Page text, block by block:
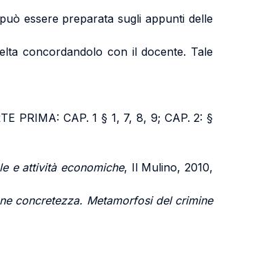
essere preparata sugli appunti delle
concordandolo con il docente. Tale
PRIMA: CAP. 1 § 1, 7, 8, 9; CAP. 2: §
e attività economiche, Il Mulino, 2010,
concretezza. Metamorfosi del crimine